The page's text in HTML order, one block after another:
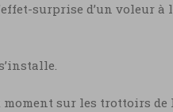
surprise d’un voleur
sur les trottoirs de